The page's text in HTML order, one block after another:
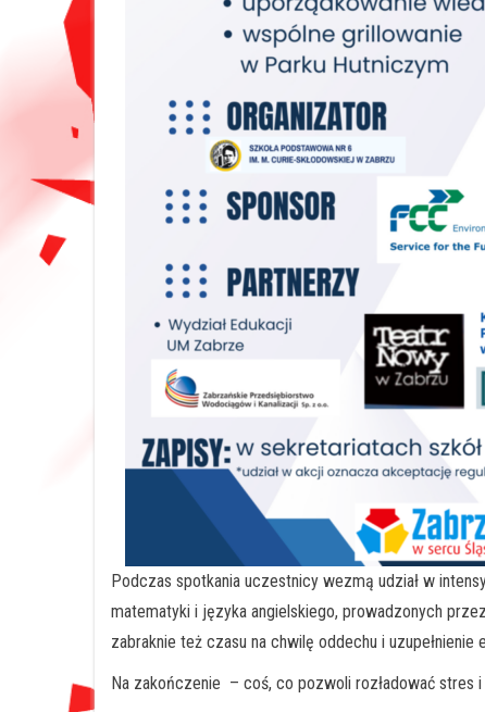
Podczas spotkania uczestnicy wezmą udział w
matematyki i języka angielskiego, prowadzonych
zabraknie też czasu na chwilę oddechu i uzupełnienie
Na zakończenie – coś, co pozwoli rozładować stres